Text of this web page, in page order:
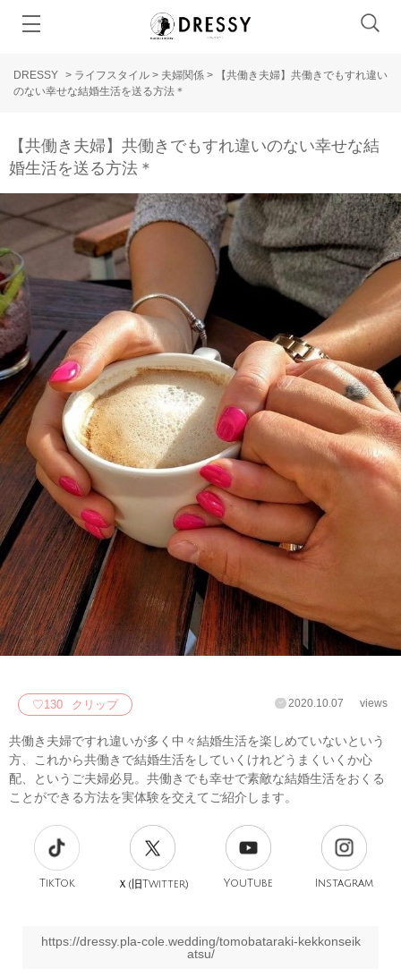
DRESSY > ライフスタイル > 夫婦関係 >
【共働き夫婦】共働きでもすれ違い
のない幸せな結婚生活を送る方法＊
【共働き夫婦】共働きでもすれ違いのない幸せな結
婚生活を送る方法＊
♡130 クリップ 2020.10.07 views
共働き夫婦ですれ違いが多く中々結婚生活を楽しめていないという
方、これから共働きで結婚生活をしていくけれどうまくいくか心
配、というご夫婦必見。共働きでも幸せで素敵な結婚生活をおくる
ことができる方法を実体験を交えてご紹介します。
TikTok Ｘ(旧Twitter) YouTube Instagram
https://dressy.pla-cole.wedding/tomobataraki-kekkonseik
atsu/